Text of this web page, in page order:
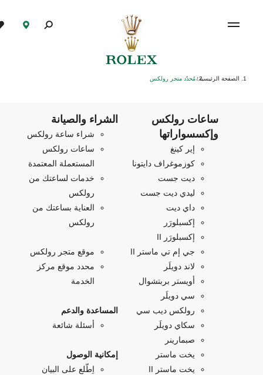
الصفحة الرئيسية/ مُحدّد متجر رولكس
ساعات رولكس
وإكسسواراتها
إير كينغ
كوزموغراف دايتونا
ديت جست
ليدي ديت جست
داي ديت
إكسبلورَر
إكسبلورَر II
جي إم تي ماستر II
لاند دويلَر
أويستر بربتشوال
سي دويلَر
رولكس ديب سي
سكاي دويلَر
صبمارينر
يخت ماستر
يخت ماستر II
الشراء والصيانة
شراء ساعة رولكس
ساعات رولكس
المستعملة المعتمدة
خدمات لساعتك من
رولكس
العناية بساعتك من
رولكس
موقع متجر رولكس
محدد موقع مركز
الخدمة
المساعدة والدعم
أسئلة شائعة
إمكانية الوصول
اِطّلع على البيان